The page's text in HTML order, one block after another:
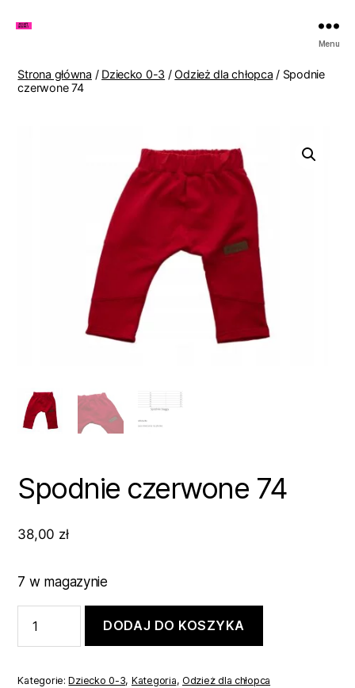
Lenki
Menu
Strona główna / Dziecko 0-3 /Odzież dla chłopca / Spodnie
czerwone 74
Spodnie czerwone 74
38,00 zł
7 w magazynie
Spodnie
czerwone
DODAJ DO KOSZYKA
Kategorie:Dziecko 0-3, Kategoria, Odzież dla chłopca